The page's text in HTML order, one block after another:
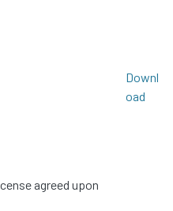
agreed upon
Downl
oad